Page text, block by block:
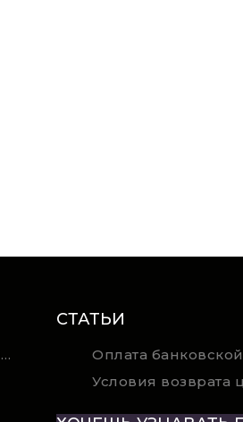
Карты оплаты PSN, XBOX и Nintendo (мгновенная доставка)
СТАТЬИ
Оплата